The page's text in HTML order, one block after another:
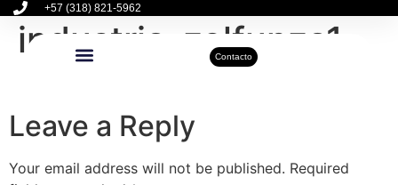
+57 (318) 821-5962
Contacto
industria-zolfunza1
Leave a Reply
Your email address will not be published. Required